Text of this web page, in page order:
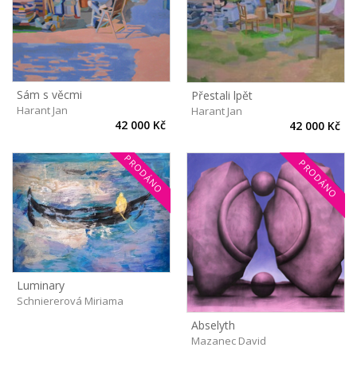
Sám s věcmi
Harant Jan
42 000 Kč
Přestali lpět
Harant Jan
42 000 Kč
PRODÁNO
Luminary
Schniererová Miriama
PRODÁNO
Abselyth
Mazanec David